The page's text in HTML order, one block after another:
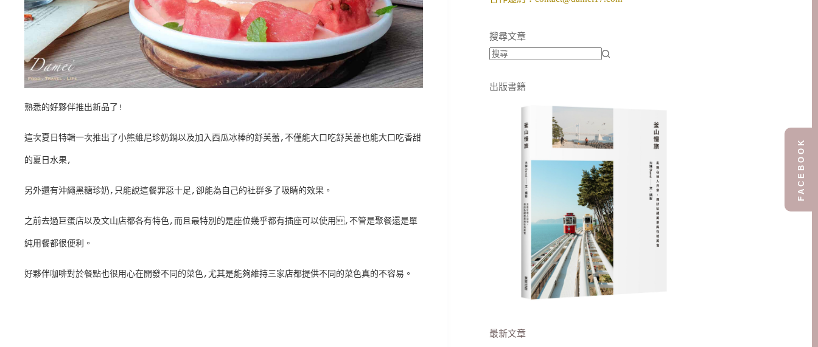
熟悉的好夥伴推出新品了!
這次夏日特輯一次推出了小熊維尼珍奶鍋以及加入西瓜冰棒的舒芙蕾,不僅能大口吃舒芙蕾也能大口吃香甜
的夏日水果,
另外還有沖繩黑糖珍奶,只能說這餐罪惡十足,卻能為自己的社群多了吸睛的效果。
之前去過巨蛋店以及文山店都各有特色,而且最特別的是座位幾乎都有插座可以使用,不管是聚餐還是單
純用餐都很便利。
好夥伴咖啡對於餐點也很用心在開發不同的菜色,尤其是能夠維持三家店都提供不同的菜色真的不容易。
搜尋文章
出版書籍
最新文章
FACEBOOK